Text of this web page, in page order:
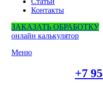
Контакты
ЗАКАЗАТЬ ОБРАБОТКУ
онлайн калькулятор
Меню
+7